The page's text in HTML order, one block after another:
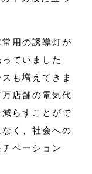
用の誘導灯が
ていました
も増えてきま
店舗の電気代
らすことがで
く、社会への
ベーション